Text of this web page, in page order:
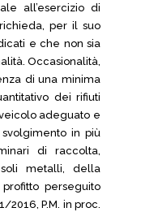
all’esercizio di
per il suo
e che non sia
Occasionalità,
di una minima
dei rifiuti
adeguato e
in più
di raccolta,
metalli, della
perseguito
2016, P.M. in proc.